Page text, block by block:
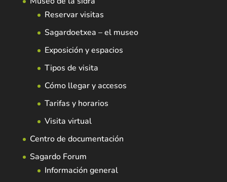
Reservar visitas
Sagardoetxea – el museo
Exposición y espacios
Tipos de visita
Cómo llegar y accesos
Tarifas y horarios
Visita virtual
Centro de documentación
Sagardo Forum
Información general